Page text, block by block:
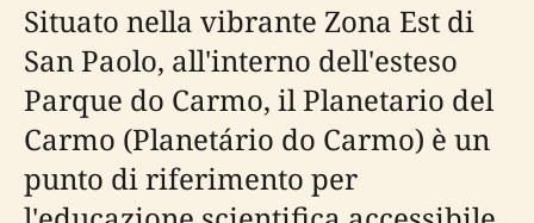
Situato nella vibrante Zona Est di
San Paolo, all'interno dell'esteso
Parque do Carmo, il Planetario del
Carmo (Planetário do Carmo) è un
punto di riferimento per